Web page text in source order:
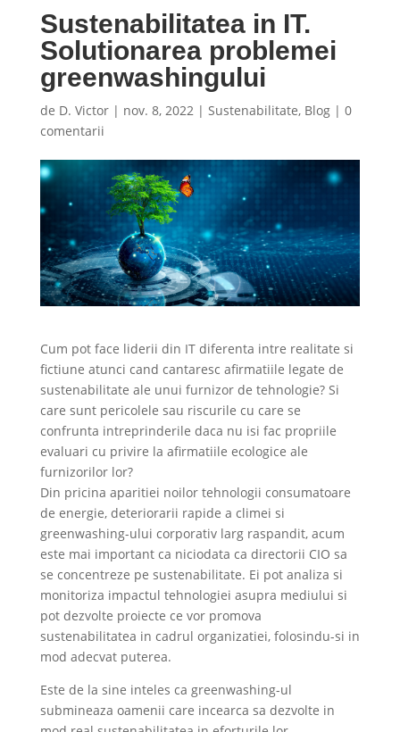
Sustenabilitatea in IT.
Solutionarea problemei
greenwashingului
de D. Victor| nov. 8, 2022| Sustenabilitate, Blog| 0
comentarii
Cum pot face liderii din IT diferenta intre realitate si
fictiune atunci cand cantaresc afirmatiile legate de
sustenabilitate ale unui furnizor de tehnologie? Si
care sunt pericolele sau riscurile cu care se
confrunta intreprinderile daca nu isi fac propriile
evaluari cu privire la afirmatiile ecologice ale
furnizorilor lor?
Din pricina aparitiei noilor tehnologii consumatoare
de energie, deteriorarii rapide a climei si
greenwashing-ului corporativ larg raspandit, acum
este mai important ca niciodata ca directorii CIO sa
se concentreze pe sustenabilitate. Ei pot analiza si
monitoriza impactul tehnologiei asupra mediului si
pot dezvolte proiecte ce vor promova
sustenabilitatea in cadrul organizatiei, folosindu-si in
mod adecvat puterea.
Este de la sine inteles ca greenwashing-ul
submineaza oamenii care incearca sa dezvolte in